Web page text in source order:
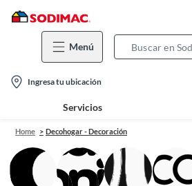
Menú
location-
icon
Ingresa tu ubicación
Servicios
Home Decohogar - Decoración